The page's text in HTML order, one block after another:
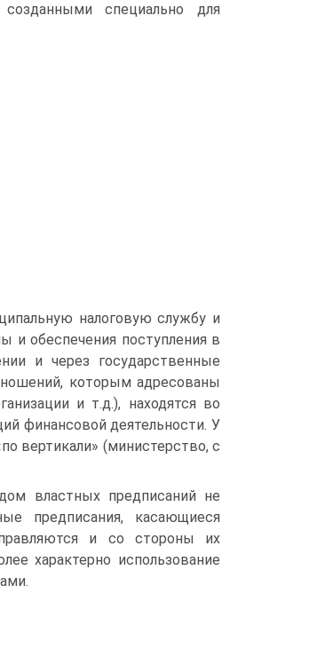
специально для
налоговую службу и
и обеспечения поступления в
и через государственные
которым адресованы
и т.д.), находятся во
финансовой деятельности. У
вертикали» (министерство, с
властных предписаний не
предписания, касающиеся
и со стороны их
характерно использование